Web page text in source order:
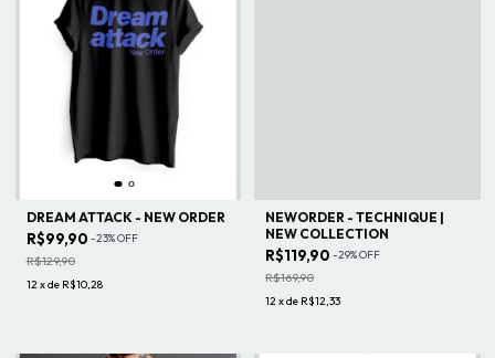
DREAM ATTACK - NEW ORDER
R$99,90 -23%OFF
R$129,90
12xde R$10,28
NEWORDER - TECHNIQUE |
NEW COLLECTION
R$119,90 -29%OFF
R$169,90
12xde R$12,33